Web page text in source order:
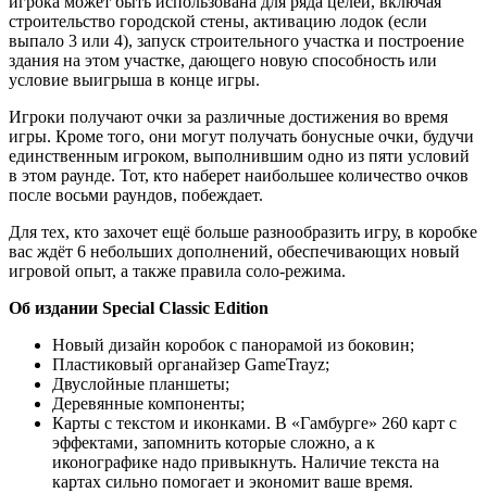
строительство городской стены, активацию лодок (если
выпало 3 или 4), запуск строительного участка и построение
здания на этом участке, дающего новую способность или
условие выигрыша в конце игры.
Игроки получают очки за различные достижения во время
игры. Кроме того, они могут получать бонусные очки, будучи
единственным игроком, выполнившим одно из пяти условий
в этом раунде. Тот, кто наберет наибольшее количество очков
после восьми раундов, побеждает.
Для тех, кто захочет ещё больше разнообразить игру, в коробке
вас ждёт 6 небольших дополнений, обеспечивающих новый
игровой опыт, а также правила соло-режима.
Об издании Special Classic Edition
Новый дизайн коробок с панорамой из боковин;
Пластиковый органайзер GameTrayz;
Двуслойные планшеты;
Деревянные компоненты;
Карты с текстом и иконками. В «Гамбурге» 260 карт с
эффектами, запомнить которые сложно, а к
иконографике надо привыкнуть. Наличие текста на
картах сильно помогает и экономит ваше время.